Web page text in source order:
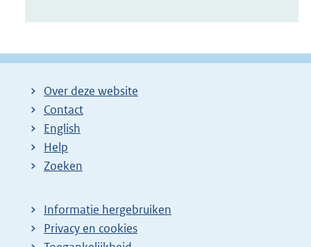
Over deze website
Contact
English
Help
Zoeken
Informatie hergebruiken
Privacy en cookies